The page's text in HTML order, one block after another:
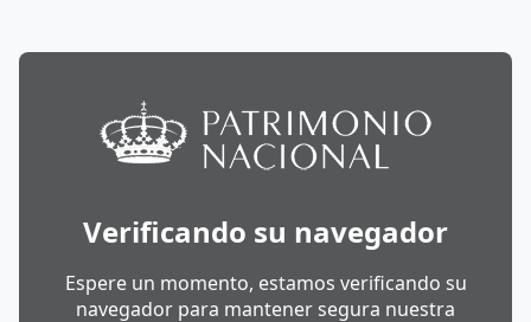
Verificando su navegador
Espere un momento, estamos verificando su
navegador para mantener segura nuestra